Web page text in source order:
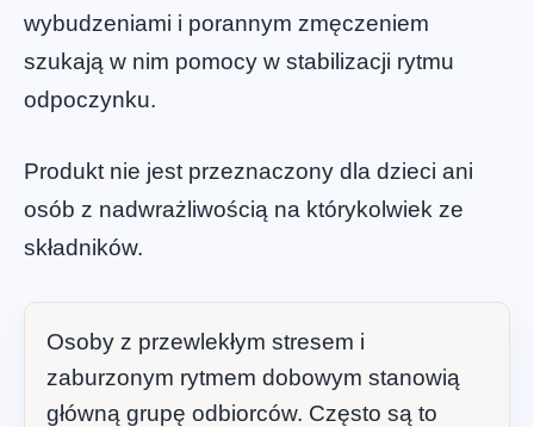
wybudzeniami i porannym zmęczeniem
szukają w nim pomocy w stabilizacji rytmu
odpoczynku.
Produkt nie jest przeznaczony dla dzieci ani
osób z nadwrażliwością na którykolwiek ze
składników.
Osoby z przewlekłym stresem i
zaburzonym rytmem dobowym stanowią
główną grupę odbiorców. Często są to